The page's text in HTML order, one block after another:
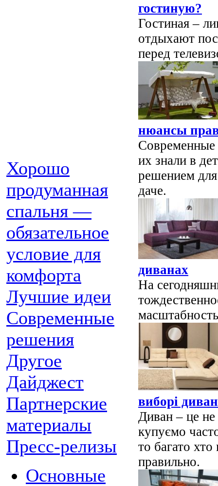
Хорошо
продуманная
спальня —
обязательное
условие для
комфорта
Лучшие идеи
Современные
решения
Другое
Дайджест
Партнерские
материалы
Пресс-релизы
Основные
гостиную?
Гостиная –
отдыхают
перед
нюансы
Современные
их знали в
решением
даче.
диванах
На
виборі
Диван – це
купуємо
то багато
правильно.